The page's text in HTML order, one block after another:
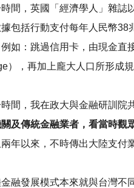
間，英國「經濟學人」雜誌
包括行動支付每年人民幣
如：跳過信用卡，由現金直
），再加上龐大人口所形成
間，我在政大與金融研訓院
及傳統金融業者，看當時觀
年以來，不時傳出大陸支付
融發展模式本來就與台灣不